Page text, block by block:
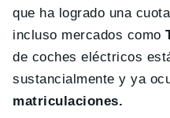
que ha logrado una
incluso mercados como
de coches eléctricos
sustancialmente y ya
matriculaciones.